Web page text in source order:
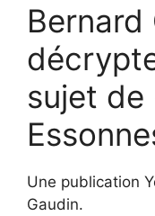
Bernard
sujet de
Une publication
Gaudin.